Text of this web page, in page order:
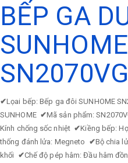
BẾP GA
SUNHOME
SN2070VG
✔Lọai bếp: Bếp ga đôi SUNHOME
SUNHOME ✔Mã sản phẩm:
Kính chống sốc nhiệt ✔Kiềng bếp:
thống đánh lửa: Megneto ✔Bộ chia
khối ✔Chế độ pép hâm: Đầu hâm